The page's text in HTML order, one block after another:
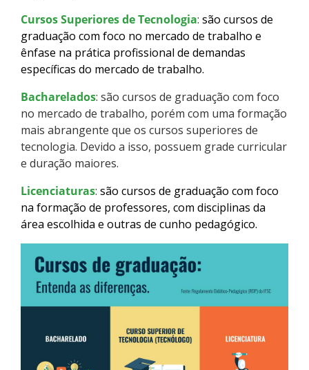
Processo de Inscrição
Resultados
Como posso estudar no IFSC?
Calendário de inscrições
Processos Seletivos
Cotas
Orientações para comprovação de cotas
Cursos Superiores de Tecnologia: são cursos de
graduação com foco no mercado de trabalho e
ênfase na prática profissional de demandas
específicas do mercado de trabalho.
Bacharelados: são cursos de graduação com foco
no mercado de trabalho, porém com uma formação
mais abrangente que os cursos superiores de
tecnologia. Devido a isso, possuem grade curricular
e duração maiores.
Licenciaturas: são cursos de graduação com foco
na formação de professores, com disciplinas da
área escolhida e outras de cunho pedagógico.